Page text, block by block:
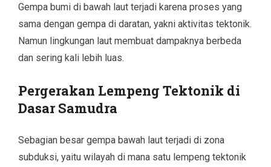
Gempa bumi di bawah laut terjadi karena proses yang
sama dengan gempa di daratan, yakni aktivitas tektonik.
Namun lingkungan laut membuat dampaknya berbeda
dan sering kali lebih luas.
Pergerakan Lempeng Tektonik di
Dasar Samudra
Sebagian besar gempa bawah laut terjadi di zona
subduksi, yaitu wilayah di mana satu lempeng tektonik